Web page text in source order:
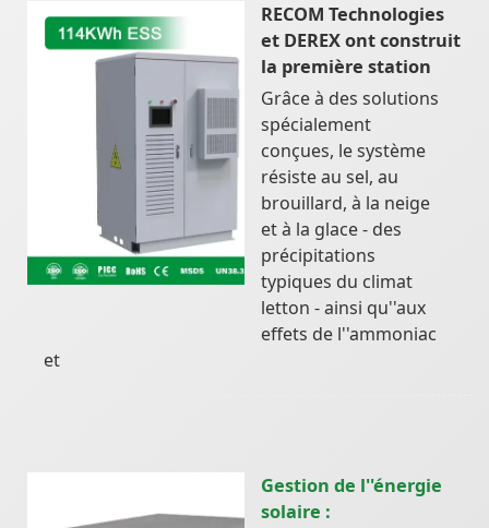
RECOM Technologies
et DEREX ont construit
la première station
Grâce à des solutions
spécialement
conçues, le système
résiste au sel, au
brouillard, à la neige
et à la glace - des
précipitations
typiques du climat
letton - ainsi qu''aux
effets de l''ammoniac
et
Gestion de l''énergie
solaire :